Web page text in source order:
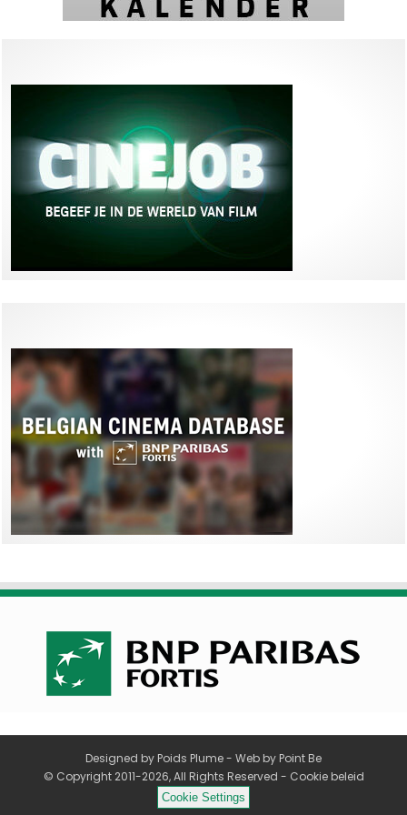
Designed by Poids Plume- Web by Point Be
© Copyright 2011-2026, All Rights Reserved - Cookie beleid
Cookie Settings